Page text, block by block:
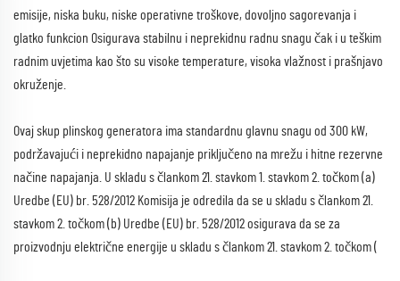
emisije, niska buku, niske operativne troškove, dovoljno sagorevanja i
glatko funkcion Osigurava stabilnu i neprekidnu radnu snagu čak i u teškim
radnim uvjetima kao što su visoke temperature, visoka vlažnost i prašnjavo
okruženje.
Ovaj skup plinskog generatora ima standardnu glavnu snagu od 300 kW,
podržavajući i neprekidno napajanje priključeno na mrežu i hitne rezervne
načine napajanja. U skladu s člankom 21. stavkom 1. stavkom 2. točkom (a)
Uredbe (EU) br. 528/2012 Komisija je odredila da se u skladu s člankom 21.
stavkom 2. točkom (b) Uredbe (EU) br. 528/2012 osigurava da se za
proizvodnju električne energije u skladu s člankom 21. stavkom 2. točkom (